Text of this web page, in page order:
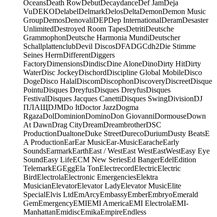
OceansDeath RowDebutDecaydanceDef JamDeja
VuDEKODelabelDelmarkDelosDeltaDemonDemon Music
GroupDemosDenovaliDEPDep InternationalDeramDesaster
UnlimitedDestroyed Room TapesDetritiDeutsche
GrammophonDeutsche Harmonia MundiDeutscher
SchallplattenclubDevil DiscosDFADGCdh2Die Stimme
Seines HerrnDifferentDiggers
FactoryDimensionsDindiscDine AloneDinoDirty HitDirty
WaterDisc JockeyDischordDiscipline Global MobileDisco
DogeDisco HalalDiscomDiscophonDiscoveryDiscreetDisque
PointuDisques DreyfusDisques DreyfusDisques
FestivalDisques Jacques CanettiDisques SwingDivisionDJ
ПЛАЩDJMDo ItDoctor JazzDogma
RgazaDolDominionDominoDon GiovanniDormouseDown
At DawnDrag CityDreamDreambrotherDSC
ProductionDualtoneDuke StreetDurecoDuriumDusty BeatsE
A ProductionEarEar MusicEar-MusicEaracheEarly
SoundsEarmarkEarthEast / WestEast WestEastWestEasy Eye
SoundEasy LifeECM New SeriesEd BangerEdelEdition
TelemarkEGEggEla TonElectrecordElectricElectric
BirdElectrolaElectronic EmergenciesElektra
MusicianElevatorElevator LadyElevator MusicElite
SpecialElvis LtdEmArcyEmbassyEmberEmbryoEmerald
GemEmergencyEMIEMI AmericaEMI ElectrolaEMI-
ManhattanEmidiscEmikaEmpireEndless